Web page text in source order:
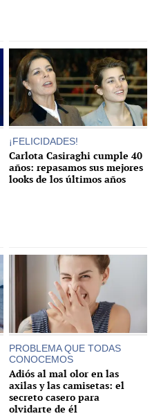
¡FELICIDADES!
Carlota Casiraghi cumple 40
años: repasamos sus mejores
looks de los últimos años
PROBLEMA QUE TODAS
CONOCEMOS
Adiós al mal olor en las
axilas y las camisetas: el
secreto casero para
olvidarte de él